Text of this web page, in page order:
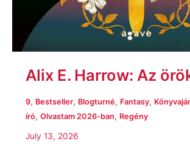
Alix E. Harrow: Az
9, Bestseller, Blogturné, Fantasy,
író, Olvastam 2026-ban, Regény
July 13, 2026